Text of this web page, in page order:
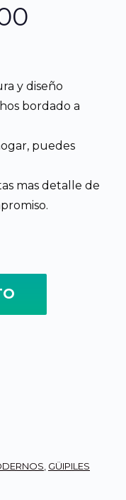
actual
y diseño
bordado a
puedes
mas detalle de
GÜIPILES